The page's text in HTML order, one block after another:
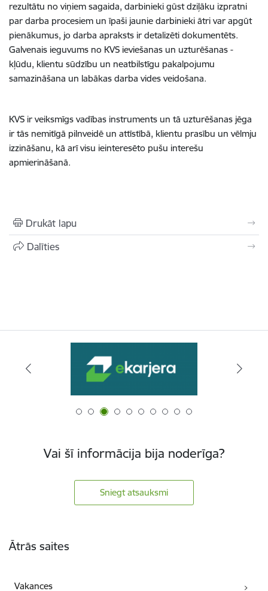
rezultātu no viņiem sagaida, darbinieki gūst dziļāku izpratni
par darba procesiem un īpaši jaunie darbinieki ātri var apgūt
pienākumus, jo darba apraksts ir detalizēti dokumentēts.
Galvenais ieguvums no KVS ieviešanas un uzturēšanas -
kļūdu, klientu sūdzību un neatbilstīgu pakalpojumu
samazināšana un labākas darba vides veidošana.
KVS ir veiksmīgs vadības instruments un tā uzturēšanas jēga
ir tās nemitīgā pilnveidē un attīstībā, klientu prasību un vēlmju
izzināšanu, kā arī visu ieinteresēto pušu interešu
apmierināšanā.
Drukāt lapu
Dalīties
Vai šī informācija bija noderīga?
Sniegt atsauksmi
Ātrās saites
Vakances